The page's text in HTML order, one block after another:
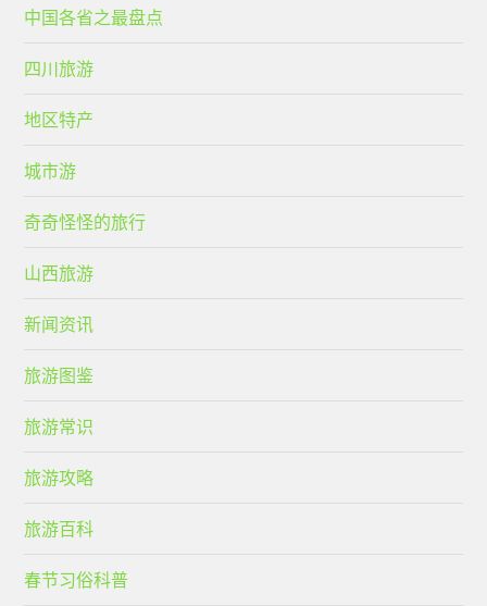
中国各省之最盘点
四川旅游
地区特产
城市游
奇奇怪怪的旅行
山西旅游
新闻资讯
旅游图鉴
旅游常识
旅游攻略
旅游百科
春节习俗科普